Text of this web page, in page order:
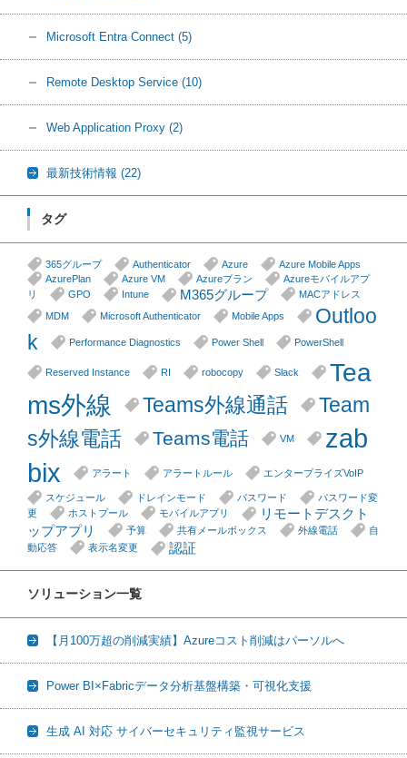
Microsoft Entra Connect (5)
Remote Desktop Service (10)
Web Application Proxy (2)
最新技術情報 (22)
タグ
365グループ Authenticator Azure
Azure Mobile Apps
AzurePlan
Azure VM Azureプラン
Azureモバイルアプ
リ
GPO Intune M365グループ
MACアドレス
MDM
Microsoft Authenticator Mobile Apps
Outloo
k
Performance Diagnostics Power Shell PowerShell
Reserved Instance RI robocopy Slack
Tea
ms外線
Teams外線通話
Team
s外線電話
Teams電話 VM
zab
bix
アラート アラートルール エンタープライズVoIP
スケジュール ドレインモード パスワード
パスワード変
更
ホストプール モバイルアプリ
リモートデスクト
ップアプリ
予算 共有メールボックス 外線電話
自
動応答
表示名変更 認証
ソリューション一覧
【月100万超の削減実績】Azureコスト削減はパーソルへ
Power BI×Fabricデータ分析基盤構築・可視化支援
生成 AI 対応 サイバーセキュリティ監視サービス